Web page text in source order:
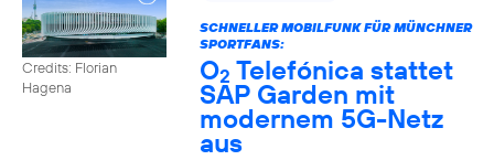
Credits: Florian
Hagena
SCHNELLER MOBILFUNK FÜR MÜNCHNER
SPORTFANS:
O2 Telefónica stattet
SAP Garden mit
modernem 5G-Netz
aus